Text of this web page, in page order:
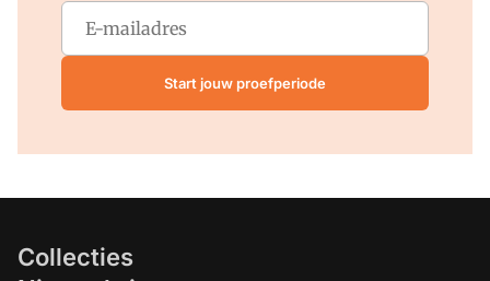
Start jouw proefperiode
Collecties